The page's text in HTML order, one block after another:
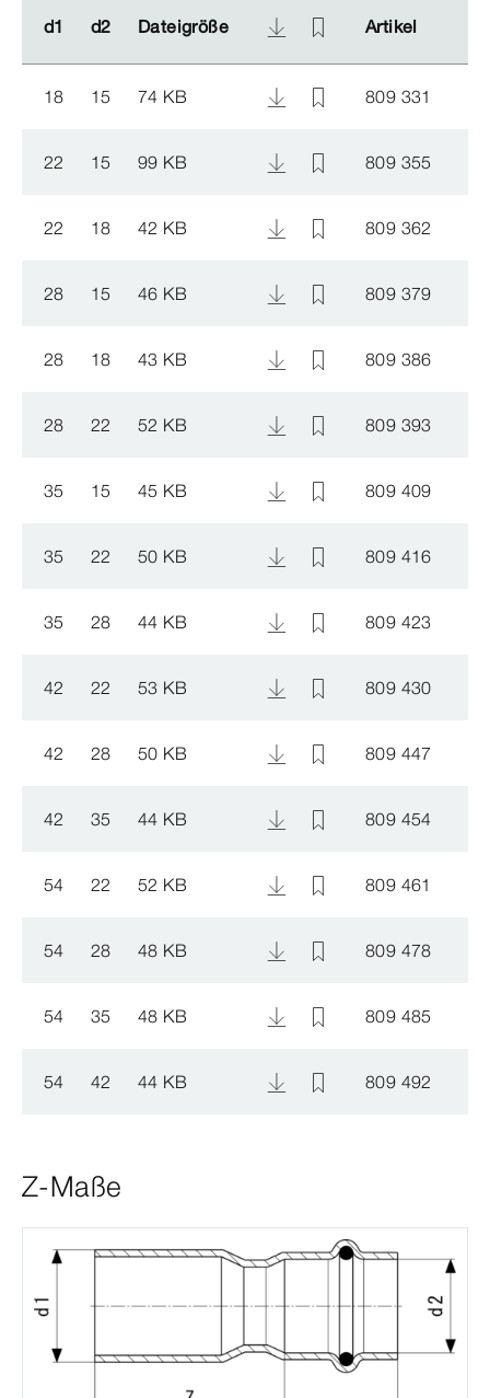
d1 d2 Dateigröße Artikel
d1 d2 Dateigröße Artikel
18 15 74 KB 809 331
22 15 99 KB 809 355
22 18 42 KB 809 362
28 15 46 KB 809 379
28 18 43 KB 809 386
28 22 52 KB 809 393
35 15 45 KB 809 409
35 22 50 KB 809 416
35 28 44 KB 809 423
42 22 53 KB 809 430
42 28 50 KB 809 447
42 35 44 KB 809 454
54 22 52 KB 809 461
54 28 48 KB 809 478
54 35 48 KB 809 485
54 42 44 KB 809 492
Z-Maße